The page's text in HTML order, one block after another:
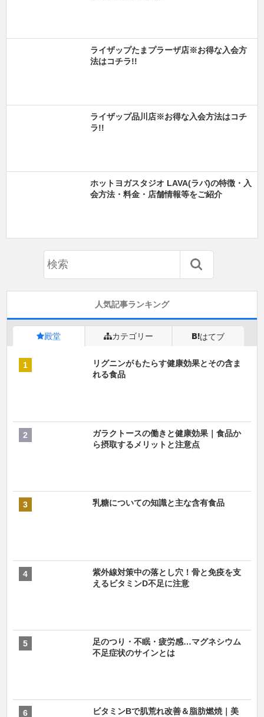
ライザップたまプラーザ店※お得な入会方
法はコチラ!!
ライザップ品川店※お得な入会方法はコチ
ラ!!
ホットヨガスタジオ LAVA(ラバ)の特徴・入
会方法・料金・店舗情報等をご紹介
人気記事ランキング
殿堂 カテゴリー はてブ
リグニンがもたらす健康効果とその含ま
れる食品
ガラクトースの働きと健康効果｜食品か
ら摂取するメリットと注意点
乳糖についての知識と主な含有食品
紫外線対策中の落とし穴！骨と免疫を支
えるビタミンD不足に注意
足のつり・不眠・疲労感…マグネシウム
不足症状のサインとは
ビタミンBで肌荒れ改善＆脂肪燃焼｜美